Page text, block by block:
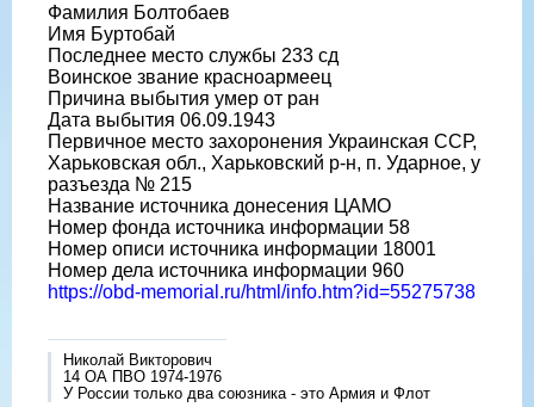
Фамилия Болтобаев
Имя Буртобай
Последнее место службы 233 сд
Воинское звание красноармеец
Причина выбытия умер от ран
Дата выбытия 06.09.1943
Первичное место захоронения Украинская ССР,
Харьковская обл., Харьковский р-н, п. Ударное, у
разъезда № 215
Название источника донесения ЦАМО
Номер фонда источника информации 58
Номер описи источника информации 18001
Номер дела источника информации 960
https://obd-memorial.ru/html/info.htm?id=55275738
Николай Викторович
14 ОА ПВО 1974-1976
У России только два союзника - это Армия и Флот